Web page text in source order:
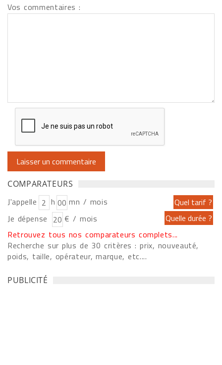
Vos commentaires :
COMPARATEURS
J'appelle h
mn / mois
Je dépense
€ / mois
Retrouvez tous nos comparateurs complets...
Recherche sur plus de 30 critères : prix, nouveauté,
poids, taille, opérateur, marque, etc....
PUBLICITÉ